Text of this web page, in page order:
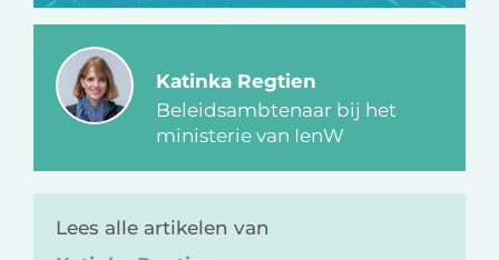
Katinka Regtien
Beleidsambtenaar bij het
ministerie van IenW
Lees alle artikelen van